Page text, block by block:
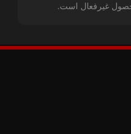
غیرفعال است.